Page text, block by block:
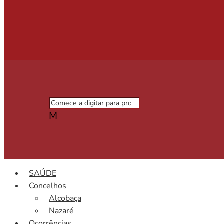
M
SAÚDE
Concelhos
Alcobaça
Nazaré